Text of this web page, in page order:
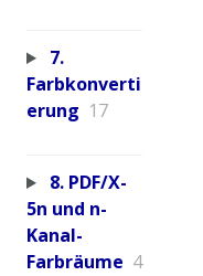
7.
Farbkonverti
erung 17
8. PDF/X-
5n und n-
Kanal-
Farbräume 4